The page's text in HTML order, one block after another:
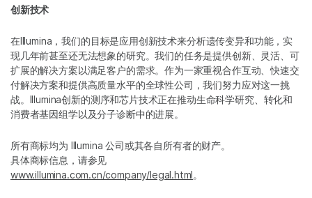
创新技术
在Illumina，我们的目标是应用创新技术来分析遗传变异和功能，实
现几年前甚至还无法想象的研究。我们的任务是提供创新、灵活、可
扩展的解决方案以满足客户的需求。作为一家重视合作互动、快速交
付解决方案和提供高质量水平的全球性公司，我们努力应对这一挑
战。Illumina创新的测序和芯片技术正在推动生命科学研究、转化和
消费者基因组学以及分子诊断中的进展。
所有商标均为 Illumina 公司或其各自所有者的财产。
具体商标信息，请参见
www.illumina.com.cn/company/legal.html。